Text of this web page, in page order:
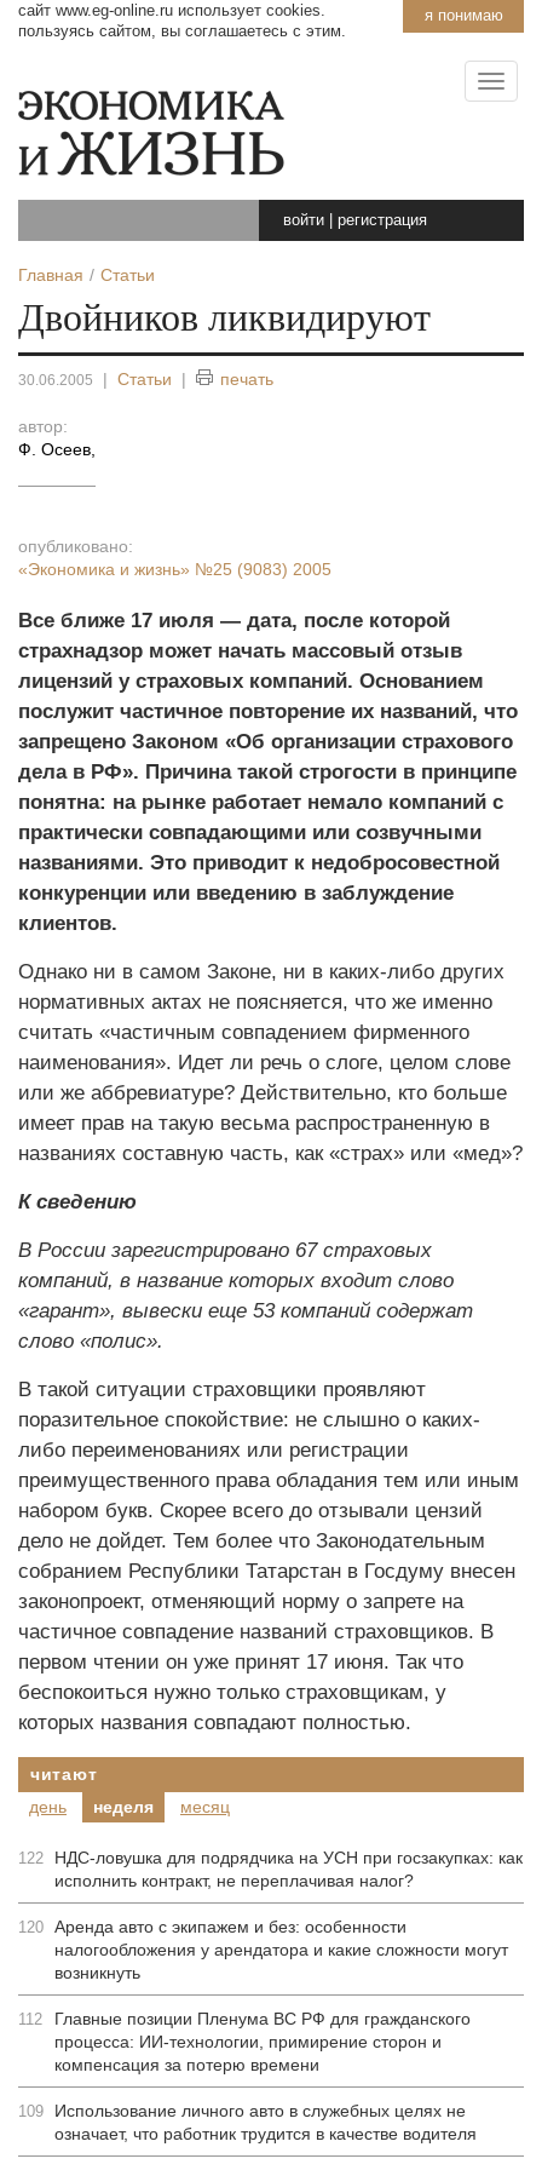
я понимаю
сайт www.eg-online.ru использует cookies.
пользуясь сайтом, вы соглашаетесь с этим.
войти регистрация
Главная Статьи
Двойников ликвидируют
30.06.2005 | Статьи | печать
автор:
Ф. Осеев
опубликовано:
«Экономика и жизнь» №25 (9083) 2005
Все ближе 17 июля — дата, после которой
страхнадзор может начать массовый отзыв
лицензий у страховых компаний. Основанием
послужит частичное повторение их названий, что
запрещено Законом «Об организации страхового
дела в РФ». Причина такой строгости в принципе
понятна: на рынке работает немало компаний с
практически совпадающими или созвучными
названиями. Это приводит к недобросовестной
конкуренции или введению в заблуждение
клиентов.
Однако ни в самом Законе, ни в каких-либо других
нормативных актах не поясняется, что же именно
считать «частичным совпадением фирменного
наименования». Идет ли речь о слоге, целом слове
или же аббревиатуре? Действительно, кто больше
имеет прав на такую весьма распространенную в
названиях составную часть, как «страх» или «мед»?
К сведению
В России зарегистрировано 67 страховых
компаний, в название которых входит слово
«гарант», вывески еще 53 компаний содержат
слово «полис».
В такой ситуации страховщики проявляют
поразительное спокойствие: не слышно о каких-
либо переименованиях или регистрации
преимущественного права обладания тем или иным
набором букв. Скорее всего до отзывали цензий
дело не дойдет. Тем более что Законодательным
собранием Республики Татарстан в Госдуму внесен
законопроект, отменяющий норму о запрете на
частичное совпадение названий страховщиков. В
первом чтении он уже принят 17 июня. Так что
беспокоиться нужно только страховщикам, у
которых названия совпадают полностью.
читают
день
неделя месяц
122
НДС-ловушка для подрядчика на УСН при госзакупках: как
исполнить контракт, не переплачивая налог?
120 Аренда авто с экипажем и без: особенности
налогообложения у арендатора и какие сложности могут
возникнуть
112
Главные позиции Пленума ВС РФ для гражданского
процесса: ИИ-технологии, примирение сторон и
компенсация за потерю времени
109
Использование личного авто в служебных целях не
означает, что работник трудится в качестве водителя